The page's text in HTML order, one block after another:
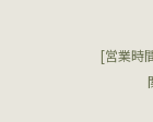
[営業時